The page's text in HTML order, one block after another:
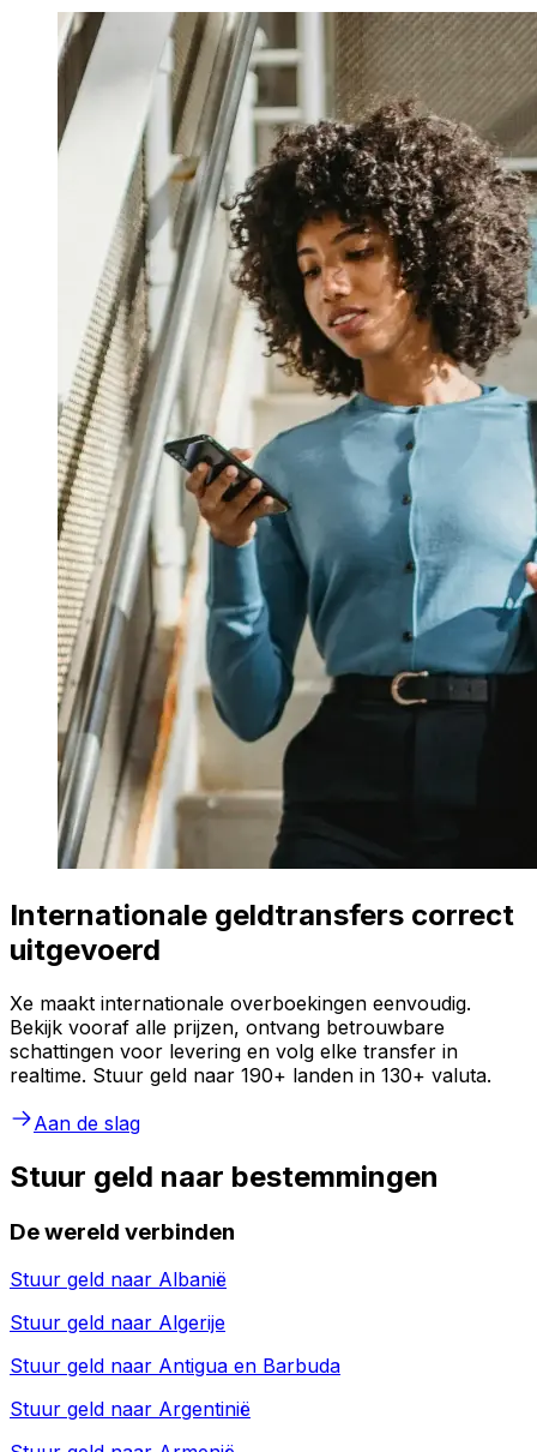
Internationale geldtransfers correct
uitgevoerd
Xe maakt internationale overboekingen eenvoudig.
Bekijk vooraf alle prijzen, ontvang betrouwbare
schattingen voor levering en volg elke transfer in
realtime. Stuur geld naar 190+ landen in 130+ valuta.
Aan de slag
Stuur geld naar bestemmingen
De wereld verbinden
Stuur geld naar Albanië
Stuur geld naar Algerije
Stuur geld naar Antigua en Barbuda
Stuur geld naar Argentinië